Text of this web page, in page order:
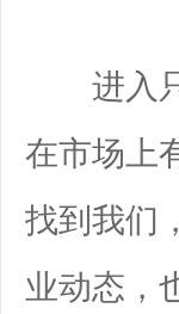
进入只
在市场上
找到我们
业动态，